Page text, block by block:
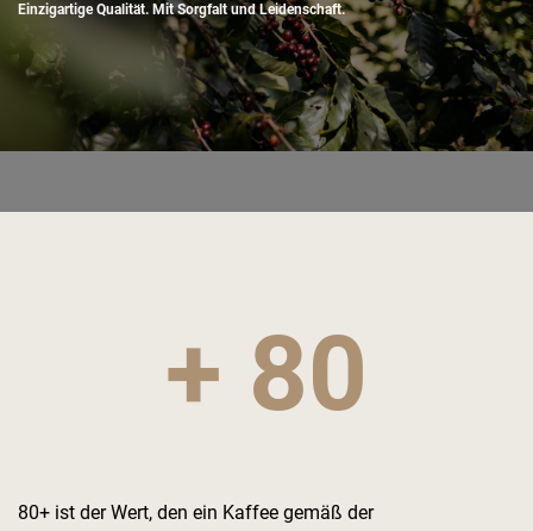
Einzigartige Qualität. Mit Sorgfalt und Leidenschaft.
+ 80
80+ ist der Wert, den ein Kaffee gemäß der